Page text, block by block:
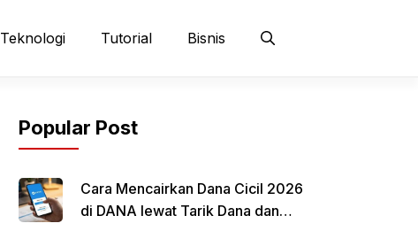
Teknologi Tutorial Bisnis
Popular Post
Cara Mencairkan Dana Cicil 2026
di DANA lewat Tarik Dana dan